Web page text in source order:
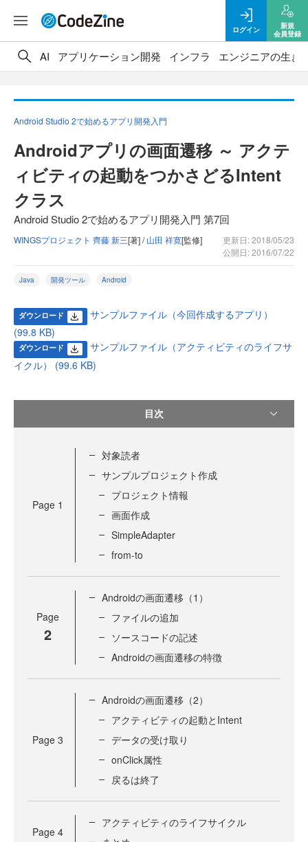
ログイン
新規
会員登録
AI アプリケーション開発 インフラ エンジニアの生き
Android Studio 2で始めるアプリ開発入門
Androidアプリの画面遷移 ～ アクテ
ィビティの起動をつかさどるIntent
クラス
Android Studio 2で始めるアプリ開発入門 第7回
WINGSプロジェクト 齊藤 新三[著] /山田 祥寛[監修]
更新日: 2018/05/23
公開日: 2016/07/22
Java 開発ツール Android
ダウンロード
サンプルファイル（今回作成するアプリ）
(99.8 KB)
ダウンロード
サンプルファイル（アクティビティのライフサ
イクル） (99.6 KB)
目次
Page 1
対象読者
サンプルプロジェクト作成
プロジェクト情報
画面作成
SimpleAdapter
from-to
Page
2
Androidの画面遷移（1）
ファイルの追加
ソースコードの記述
Androidの画面遷移の特徴
Page 3
Androidの画面遷移（2）
アクティビティの起動とIntent
データの受け取り
onClick属性
戻るは終了
Page 4
アクティビティのライフサイクル